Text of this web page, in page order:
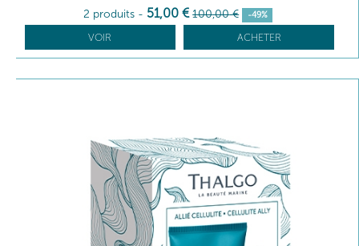
2 produits - 51,00 € 100,00 € -49%
VOIR ACHETER